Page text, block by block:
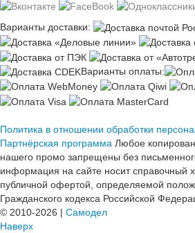
Варианты доставки:
Варианты оплаты:
Политика в отношении обработки
Партнёрская программа Любое
нашего промо запрещены без
информация на сайте носит справочный
публичной офертой, определяемой
Гражданского кодекса Российской
© 2010-2026 | Самодел
Наверх